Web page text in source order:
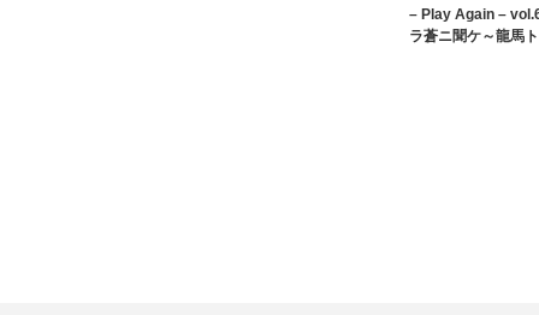
– Play Again –
ラ蒼ニ聞ケ～龍馬